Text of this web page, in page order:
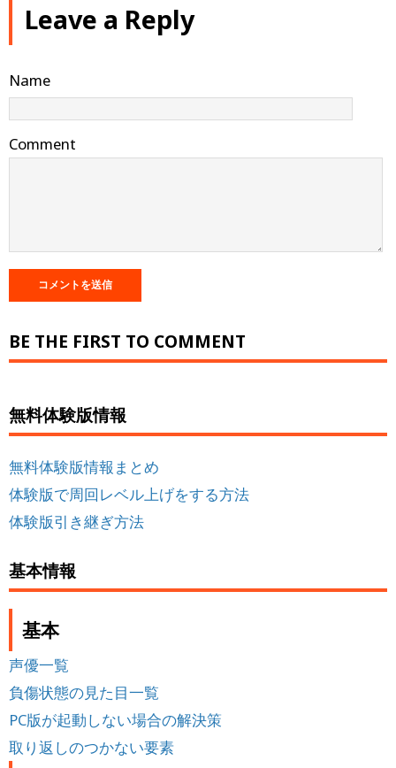
Leave a Reply
Name
Comment
BE THE FIRST TO COMMENT
無料体験版情報
無料体験版情報まとめ
体験版で周回レベル上げをする方法
体験版引き継ぎ方法
基本情報
基本
声優一覧
負傷状態の見た目一覧
PC版が起動しない場合の解決策
取り返しのつかない要素